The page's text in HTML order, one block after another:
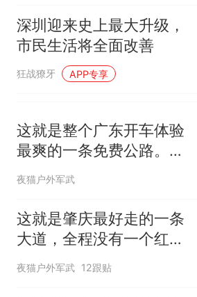
深圳迎来史上最大升级，
市民生活将全面改善
狂战獠牙 APP专享
这就是整个广东开车体验
最爽的一条免费公路。它
全长28公里
夜猫户外军武
这就是肇庆最好走的一条
大道，全程没有一个红绿
灯
夜猫户外军武 12跟贴